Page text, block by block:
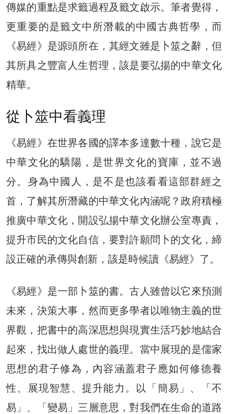
傳媒的重點是求籤過程及籤文啟示。筆者覺得，
更重要的是籤文中所潛載的中國古典哲學，而
《易經》是源頭所在，其經文雖是卜筮之辭，但
其所具之豐富人生哲理，該是要弘揚的中華文化
精華。
從卜筮中看義理
《易經》在世界各國的譯本多達數十種，說它是
中華文化的驕陽，是世界文化的寶庫，並不過
分。身為中國人，是不是也該看看這部群經之
首，了解其所潛藏的中華文化內涵呢？政府積極
推廣中華文化，開設弘揚中華文化辦公室專責，
提升市民的文化自信，要對許願問卜的文化，締
設正確的承傳與創新，該是時候讀《易經》了。
《易經》是一部卜筮的書。古人雖曾以它來預測
未來，決策大事，然而更多學者以唯物主義的世
界觀，把書中的高深思想與現實生活巧妙地結合
起來，找出做人處世的義理。當中展現的是儒家
思想的君子修為，內容涵蓋君子應如何修德養
性、展現智慧、提升能力。以「簡易」、「不
易」、「變易」三層意思，對我們在生命的道路